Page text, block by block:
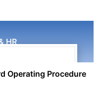
HR
Operating Procedure